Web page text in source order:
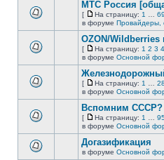
непрочитанных
сообщений.
этой
непрочитанных
сообщений.
МТС Россия
[
На
страницу
На страницу: 1
в форуме Провайдеры,
этой
непрочитанных
сообщений.
OZON/Wildberries
[
На
страницу
На страницу: 1 2 3 4
в форуме Основной
этой
непрочитанных
сообщений.
[
На
страницу
На страницу: 1
в форуме Основной
этой
Вспомним СССР?
[
На
страницу
На страницу: 1
в форуме Основной
Догазификация
в форуме Основной